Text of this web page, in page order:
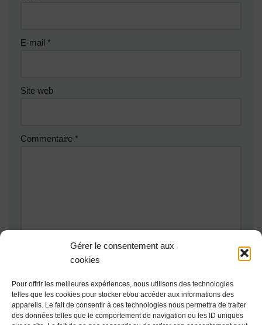
Gérer le consentement aux
cookies
Pour offrir les meilleures expériences, nous utilisons des technologies
telles que les cookies pour stocker et/ou accéder aux informations des
appareils. Le fait de consentir à ces technologies nous permettra de traiter
des données telles que le comportement de navigation ou les ID uniques
E-mail *
Site web
Commentaire *